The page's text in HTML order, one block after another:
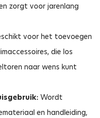
zorgt voor jarenlang
voor het toevoegen
die los
naar wens kunt
Wordt
en handleiding,